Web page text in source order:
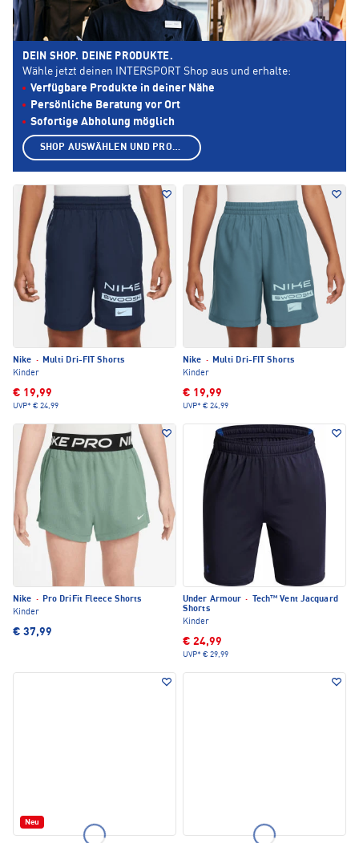
Nike · Multi Dri-FIT Shorts
Kinder
€ 19,99
UVP* € 24,99
Nike · Multi Dri-FIT Shorts
Kinder
€ 19,99
UVP* € 24,99
Nike · Pro DriFit Fleece Shorts
Kinder
€ 37,99
Under Armour ·
Tech™ Vent Jacquard
Shorts
Kinder
€ 24,99
UVP* € 29,99
Neu
DEIN SHOP. DEINE PRODUKTE.
Wähle jetzt deinen INTERSPORT Shop aus und erhalte:
Verfügbare Produkte in deiner Nähe
Persönliche Beratung vor Ort
Sofortige Abholung möglich
SHOP AUSWÄHLEN UND PRODUKTE ANZEIGEN